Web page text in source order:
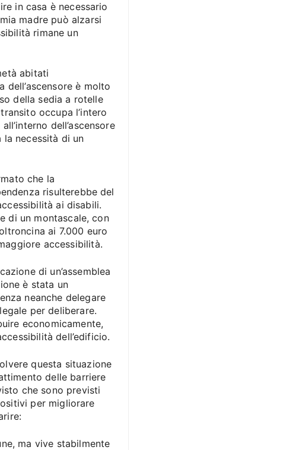
in casa è necessario
madre può alzarsi
rimane un
abitati
dell’ascensore è molto
della sedia a rotelle
occupa l’intero
dell’ascensore
necessità di un
che la
risulterebbe del
ai disabili.
di un montascale, con
ai 7.000 euro
accessibilità.
di un’assemblea
è stata un
neanche delegare
per deliberare.
economicamente,
dell’edificio.
questa situazione
delle barriere
che sono previsti
per migliorare
ma vive stabilmente